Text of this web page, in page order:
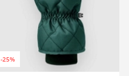
-25%